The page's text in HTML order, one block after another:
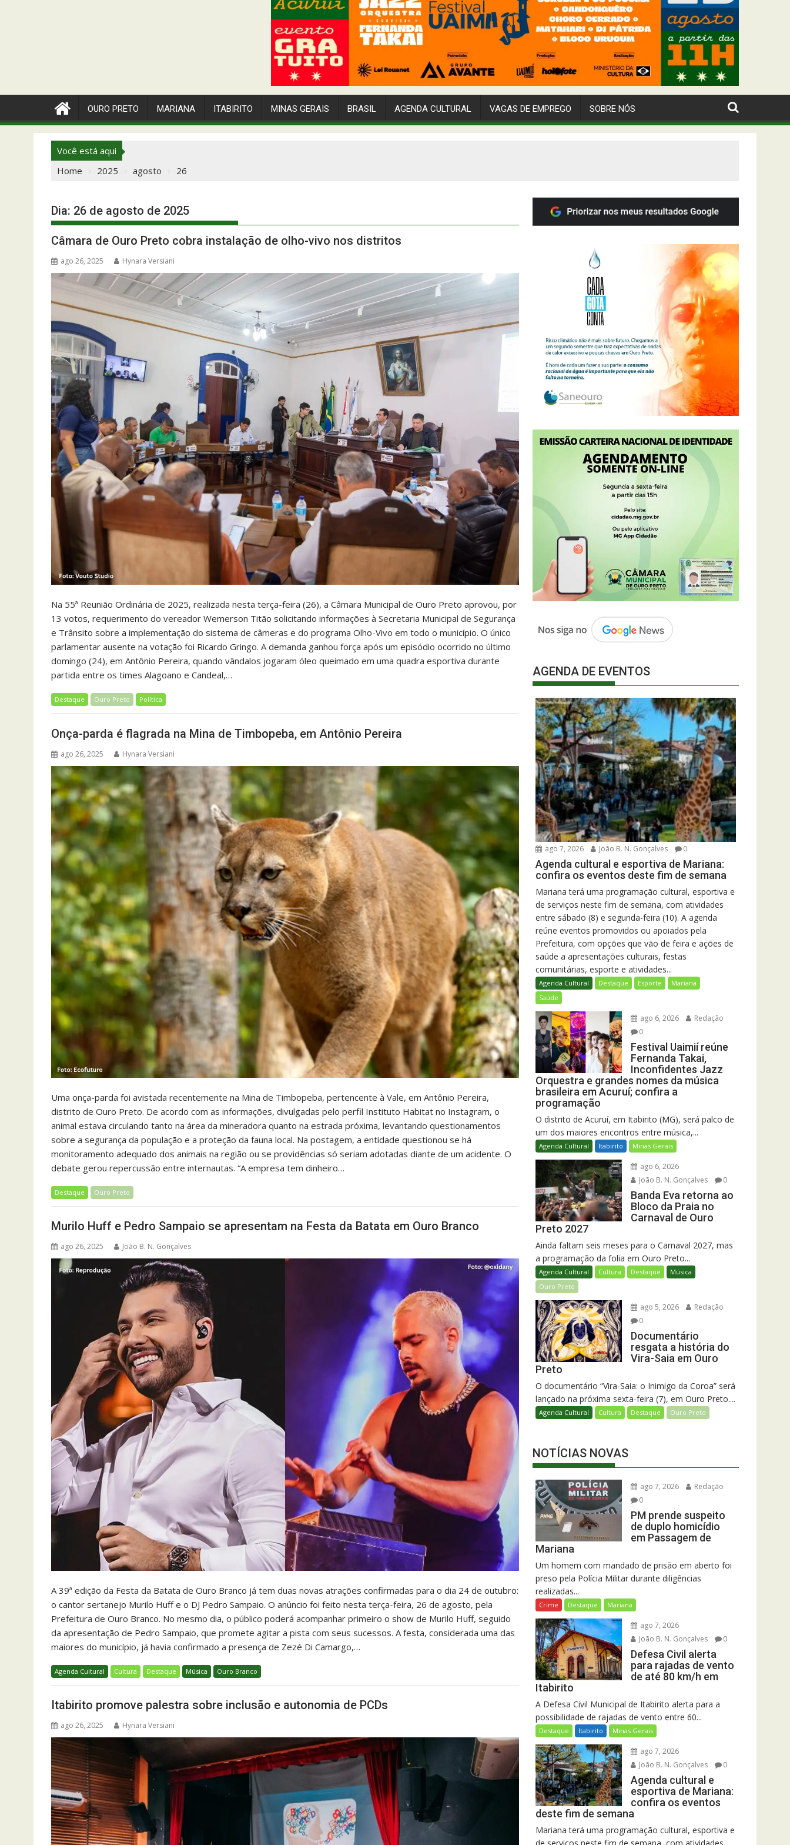
OURO PRETO MARIANA ITABIRITO MINAS GERAIS BRASIL AGENDA CULTURAL VAGAS DE EMPREGO SOBRE NÓS
Você está aqui
Home
2025 agosto 26
Dia: 26 de agosto de 2025
Câmara de Ouro Preto cobra instalação de olho-vivo nos distritos
ago 26, 2025 Hynara Versiani
Na 55ª Reunião Ordinária de 2025, realizada nesta terça-feira (26), a Câmara Municipal de Ouro Preto aprovou, por
13 votos, requerimento do vereador Wemerson Titão solicitando informações à Secretaria Municipal de Segurança
e Trânsito sobre a implementação do sistema de câmeras e do programa Olho-Vivo em todo o município. O único
parlamentar ausente na votação foi Ricardo Gringo. A demanda ganhou força após um episódio ocorrido no último
domingo (24), em Antônio Pereira, quando vândalos jogaram óleo queimado em uma quadra esportiva durante
partida entre os times Alagoano e Candeal,…
Destaque Ouro Preto Política
Onça-parda é flagrada na Mina de Timbopeba, em Antônio Pereira
ago 26, 2025 Hynara Versiani
Uma onça-parda foi avistada recentemente na Mina de Timbopeba, pertencente à Vale, em Antônio Pereira,
distrito de Ouro Preto. De acordo com as informações, divulgadas pelo perfil Instituto Habitat no Instagram, o
animal estava circulando tanto na área da mineradora quanto na estrada próxima, levantando questionamentos
sobre a segurança da população e a proteção da fauna local. Na postagem, a entidade questionou se há
monitoramento adequado dos animais na região ou se providências só seriam adotadas diante de um acidente. O
debate gerou repercussão entre internautas. “A empresa tem dinheiro…
Destaque Ouro Preto
Murilo Huff e Pedro Sampaio se apresentam na Festa da Batata em Ouro Branco
ago 26, 2025 João B. N. Gonçalves
A 39ª edição da Festa da Batata de Ouro Branco já tem duas novas atrações confirmadas para o dia 24 de outubro:
o cantor sertanejo Murilo Huff e o DJ Pedro Sampaio. O anúncio foi feito nesta terça-feira, 26 de agosto, pela
Prefeitura de Ouro Branco. No mesmo dia, o público poderá acompanhar primeiro o show de Murilo Huff, seguido
da apresentação de Pedro Sampaio, que promete agitar a pista com seus sucessos. A festa, considerada uma das
maiores do município, já havia confirmado a presença de Zezé Di Camargo,…
Agenda Cultural Cultura Destaque Música Ouro Branco
Itabirito promove palestra sobre inclusão e autonomia de PCDs
ago 26, 2025 Hynara Versiani
AGENDA DE EVENTOS
ago 7, 2026 João B. N. Gonçalves 0
Agenda cultural e esportiva de Mariana:
confira os eventos deste fim de semana
Mariana terá uma programação cultural, esportiva e
de serviços neste fim de semana, com atividades
entre sábado (8) e segunda-feira (10). A agenda
reúne eventos promovidos ou apoiados pela
Prefeitura, com opções que vão de feira e ações de
saúde a apresentações culturais, festas
comunitárias, esporte e atividades...
Agenda Cultural Destaque Esporte
Mariana
Saúde
ago 6, 2026
Redação
0
Festival Uaimií reúne
Fernanda Takai,
Inconfidentes Jazz
Orquestra e grandes nomes da música
brasileira em Acuruí; confira a
programação
O distrito de Acuruí, em Itabirito (MG), será palco de
um dos maiores encontros entre música,...
Agenda Cultural Itabirito Minas Gerais
ago 6, 2026
João B. N. Gonçalves
0
Banda Eva retorna ao
Bloco da Praia no
Carnaval de Ouro
Preto 2027
Ainda faltam seis meses para o Carnaval 2027, mas
a programação da folia em Ouro Preto...
Agenda Cultural Cultura Destaque
Música
Ouro Preto
ago 5, 2026
Redação
0
Documentário
resgata a história do
Vira-Saia em Ouro
Preto
O documentário “Vira-Saia: o Inimigo da Coroa” será
lançado na próxima sexta-feira (7), em Ouro Preto....
Agenda Cultural Cultura Destaque Ouro Preto
NOTÍCIAS NOVAS
ago 7, 2026
Redação
0
PM prende suspeito
de duplo homicídio
em Passagem de
Mariana
Um homem com mandado de prisão em aberto foi
preso pela Polícia Militar durante diligências
realizadas...
Crime Destaque Mariana
ago 7, 2026
João B. N. Gonçalves
0
Defesa Civil alerta
para rajadas de vento
de até 80 km/h em
Itabirito
A Defesa Civil Municipal de Itabirito alerta para a
possibilidade de rajadas de vento entre 60...
Destaque Itabirito Minas Gerais
ago 7, 2026
João B. N. Gonçalves
0
Agenda cultural e
esportiva de Mariana:
confira os eventos
deste fim de semana
Mariana terá uma programação cultural, esportiva e